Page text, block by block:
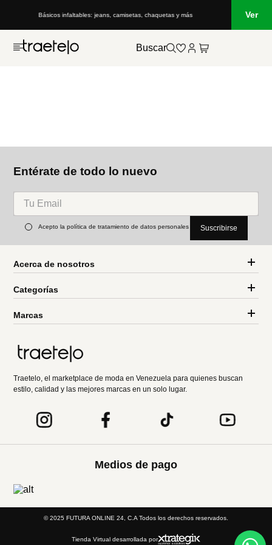
Básicos infaltables: jeans, camisetas, chaquetas y más Ver
Buscar
Entérate de todo lo nuevo
Acepto la política de tratamiento de datos personales Suscribirse
Acerca de nosotros
Categorías
Marcas
Traetelo, el marketplace de moda en Venezuela para quienes buscan
estilo, calidad y las mejores marcas en un solo lugar.
Medios de pago
© 2025 FUTURA ONLINE 24, C.A Todos los derechos reservados.
Tienda Virtual desarrollada por